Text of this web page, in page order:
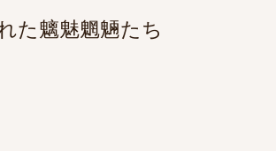
た魑魅魍魎たち